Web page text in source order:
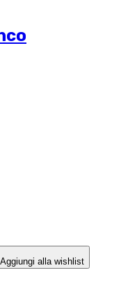
Aggiungi alla wishlist